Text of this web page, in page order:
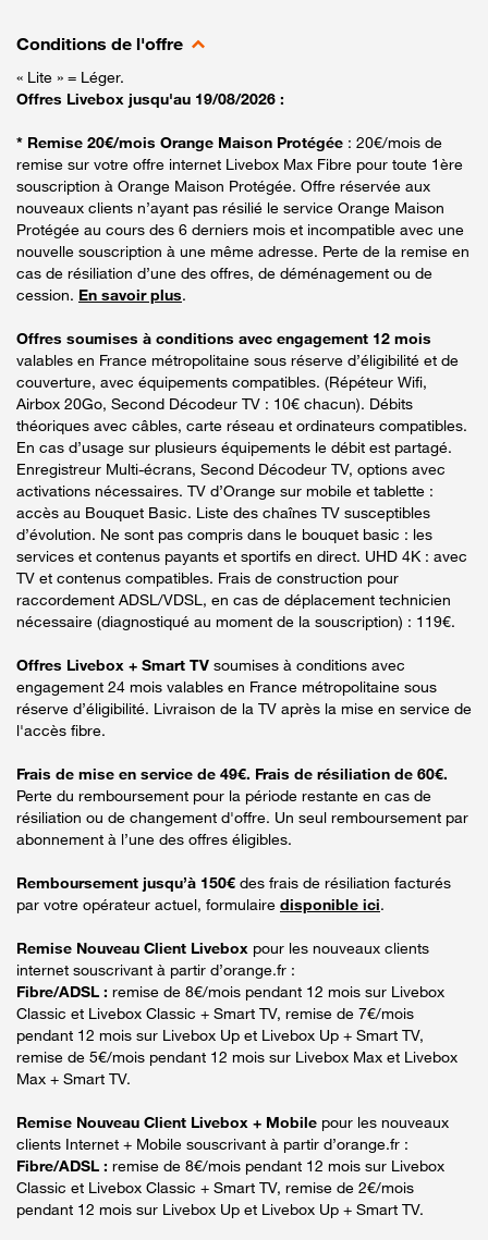
Conditions de l'offre
« Lite » = Léger.
Offres Livebox jusqu'au 19/08/2026 :
* Remise 20€/mois Orange Maison Protégée : 20€/mois de
remise sur votre offre internet Livebox Max Fibre pour toute 1ère
souscription à Orange Maison Protégée. Offre réservée aux
nouveaux clients n’ayant pas résilié le service Orange Maison
Protégée au cours des 6 derniers mois et incompatible avec une
nouvelle souscription à une même adresse. Perte de la remise en
cas de résiliation d’une des offres, de déménagement ou de
cession. En savoir plus.
Offres soumises à conditions avec engagement 12 mois
valables en France métropolitaine sous réserve d’éligibilité et de
couverture, avec équipements compatibles. (Répéteur Wifi,
Airbox 20Go, Second Décodeur TV : 10€ chacun). Débits
théoriques avec câbles, carte réseau et ordinateurs compatibles.
En cas d’usage sur plusieurs équipements le débit est partagé.
Enregistreur Multi-écrans, Second Décodeur TV, options avec
activations nécessaires. TV d’Orange sur mobile et tablette :
accès au Bouquet Basic. Liste des chaînes TV susceptibles
d’évolution. Ne sont pas compris dans le bouquet basic : les
services et contenus payants et sportifs en direct. UHD 4K : avec
TV et contenus compatibles. Frais de construction pour
raccordement ADSL/VDSL, en cas de déplacement technicien
nécessaire (diagnostiqué au moment de la souscription) : 119€.
Offres Livebox + Smart TV soumises à conditions avec
engagement 24 mois valables en France métropolitaine sous
réserve d’éligibilité. Livraison de la TV après la mise en service de
l'accès fibre.
Frais de mise en service de 49€. Frais de résiliation de 60€.
Perte du remboursement pour la période restante en cas de
résiliation ou de changement d'offre. Un seul remboursement par
abonnement à l’une des offres éligibles.
Remboursement jusqu’à 150€ des frais de résiliation facturés
par votre opérateur actuel, formulaire disponible ici.
Remise Nouveau Client Livebox pour les nouveaux clients
internet souscrivant à partir d’orange.fr :
Fibre/ADSL : remise de 8€/mois pendant 12 mois sur Livebox
Classic et Livebox Classic + Smart TV, remise de 7€/mois
pendant 12 mois sur Livebox Up et Livebox Up + Smart TV,
remise de 5€/mois pendant 12 mois sur Livebox Max et Livebox
Max + Smart TV.
Remise Nouveau Client Livebox + Mobile pour les nouveaux
clients Internet + Mobile souscrivant à partir d’orange.fr :
Fibre/ADSL : remise de 8€/mois pendant 12 mois sur Livebox
Classic et Livebox Classic + Smart TV, remise de 2€/mois
pendant 12 mois sur Livebox Up et Livebox Up + Smart TV.